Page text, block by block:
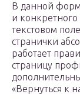
В данной
и конкретного
текстовом поле
странички
работает
страницу
«Вернуться к